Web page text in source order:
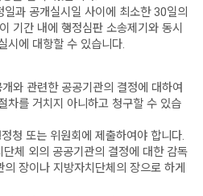
과 공개실시일 사이에 최소한 30일의
기간 내에 행정심판 소송제기와 동시
시에 대항할 수 있습니다.
와 관련한 공공기관의 결정에 대하여
차를 거치지 아니하고 청구할 수 있습
청 또는 위원회에 제출하여야 합니다.
체 외의 공공기관의 결정에 대한 감독
장이나 지방자치단체의 장으로 하게